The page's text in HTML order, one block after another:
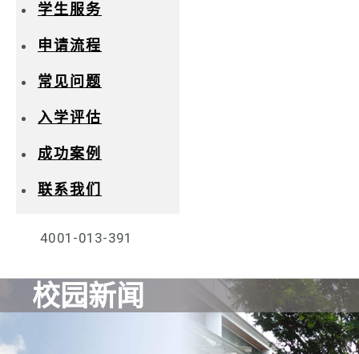
学生服务
申请流程
常见问题
入学评估
成功案例
联系我们
4001-013-391
校园新闻